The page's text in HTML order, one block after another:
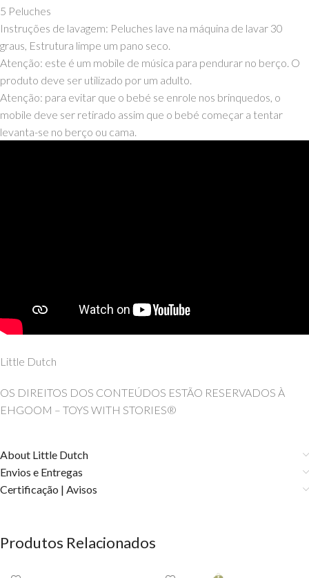
5 Peluches
Instruções de lavagem: Peluches lave na máquina de lavar 30
graus, Estrutura limpe um pano seco.
Atenção: este é um mobile de música para pendurar no berço. O
produto deve ser utilizado por um adulto.
Atenção: para evitar que o bebé se enrole nos brinquedos, o
mobile deve ser retirado assim que o bebé começar a tentar
levanta-se no berço ou cama.
Little Dutch
OS DIREITOS DOS CONTEÚDOS ESTÃO RESERVADOS À
EHGOOM – TOYS WITH STORIES®
About Little Dutch
Envios e Entregas
Certificação | Avisos
Produtos Relacionados